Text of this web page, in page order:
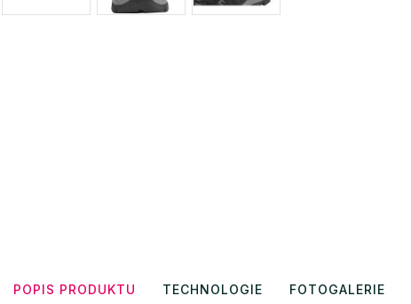
POPIS PRODUKTU TECHNOLOGIE FOTOGALERIE